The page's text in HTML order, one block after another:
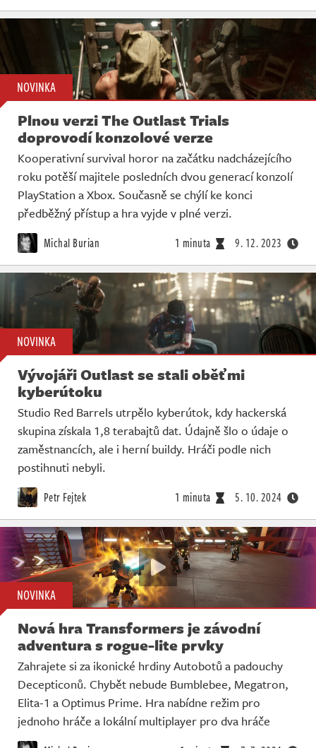
NOVINKA
Plnou verzi The Outlast Trials
doprovodí konzolové verze
Kooperativní survival horor na začátku nadcházejícího
roku potěší majitele posledních dvou generací konzolí
PlayStation a Xbox. Současně se chýlí ke konci
předběžný přístup a hra vyjde v plné verzi.
Michal Burian 1 minuta 9. 12. 2023
NOVINKA
Vývojáři Outlast se stali oběťmi
kyberútoku
Studio Red Barrels utrpělo kyberútok, kdy hackerská
skupina získala 1,8 terabajtů dat. Údajně šlo o údaje o
zaměstnancích, ale i herní buildy. Hráči podle nich
postihnuti nebyli.
Petr Fejtek 1 minuta 5. 10. 2024
NOVINKA
Nová hra Transformers je závodní
adventura s rogue-lite prvky
Zahrajete si za ikonické hrdiny Autobotů a padouchy
Decepticonů. Chybět nebude Bumblebee, Megatron,
Elita-1 a Optimus Prime. Hra nabídne režim pro
jednoho hráče a lokální multiplayer pro dva hráče